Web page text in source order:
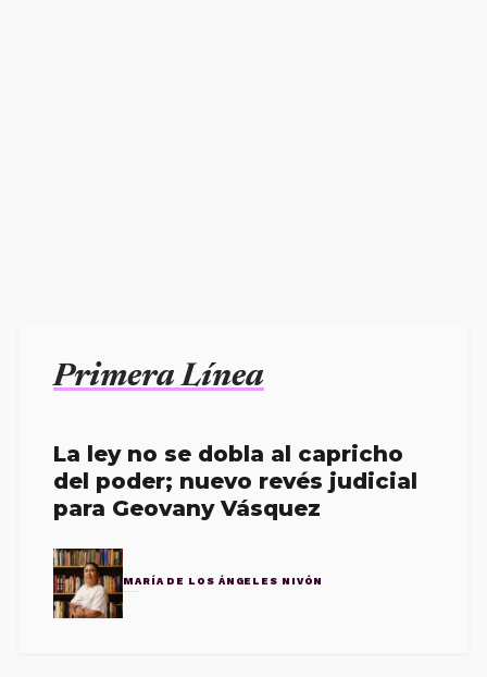
Primera Línea
La ley no se dobla al capricho
del poder; nuevo revés judicial
para Geovany Vásquez
MARÍA DE LOS ÁNGELES NIVÓN